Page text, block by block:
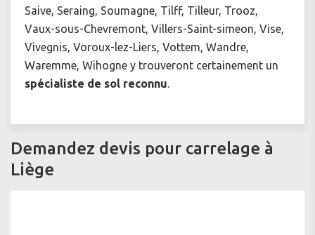
Saive, Seraing, Soumagne, Tilff, Tilleur, Trooz,
Vaux-sous-Chevremont, Villers-Saint-simeon, Vise,
Vivegnis, Voroux-lez-Liers, Vottem, Wandre,
Waremme, Wihogne y trouveront certainement un
spécialiste de sol reconnu.
Demandez devis pour carrelage à
Liège